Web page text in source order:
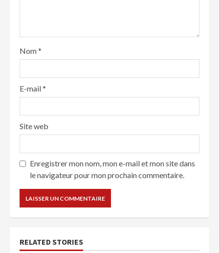
Nom*
E-mail*
Site web
Enregistrer mon nom, mon e-mail et mon site dans
le navigateur pour mon prochain commentaire.
RELATED STORIES